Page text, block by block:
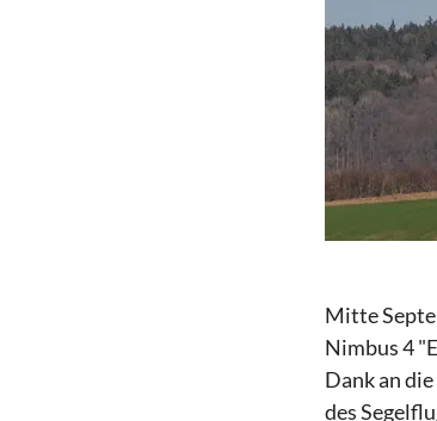
Mitte
Nimbus 4
Dank an
des